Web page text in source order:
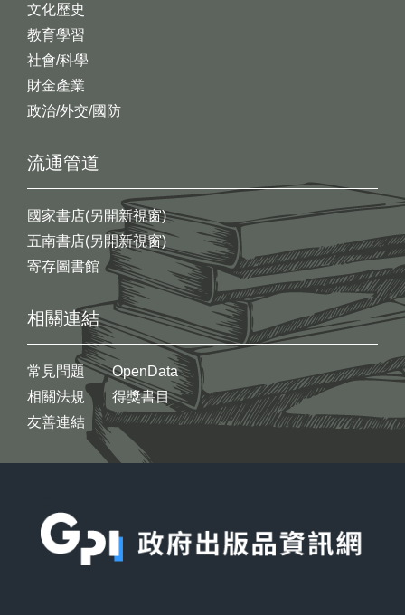
文化歷史
教育學習
社會/科學
財金產業
政治/外交/國防
流通管道
國家書店(另開新視窗)
五南書店(另開新視窗)
寄存圖書館
相關連結
常見問題
相關法規
友善連結
OpenData
得獎書目